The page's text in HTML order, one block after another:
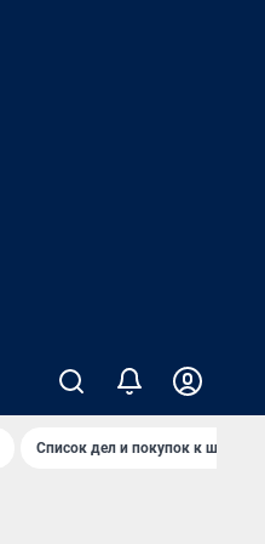
Список дел и покупок к школе